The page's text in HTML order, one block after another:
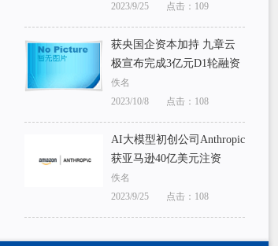
2023/9/25
点击：109
获央国企资本加持 九章云
极宣布完成3亿元D1轮融资
佚名
2023/10/8
点击：108
AI大模型初创公司Anthropic
获亚马逊40亿美元注资
佚名
2023/9/25
点击：108